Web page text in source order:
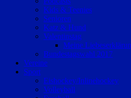
Kids & Teenies
Senioren
Katz & Hund
Valentinstag
Meine
Bundestagswahl 2017
Vereine
Sport
Eishockey/Inlinehockey
Volleyball